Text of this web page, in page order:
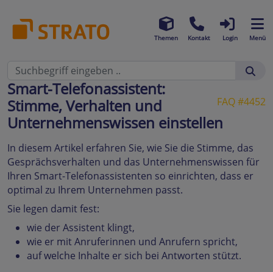
Themen Kontakt Login Menü
FAQ #4452
Smart-Telefonassistent:
Stimme, Verhalten und
Unternehmenswissen einstellen
In diesem Artikel erfahren Sie, wie Sie die Stimme, das
Gesprächsverhalten und das Unternehmenswissen für
Ihren Smart-Telefonassistenten so einrichten, dass er
optimal zu Ihrem Unternehmen passt.
Sie legen damit fest:
wie der Assistent klingt,
wie er mit Anruferinnen und Anrufern spricht,
auf welche Inhalte er sich bei Antworten stützt.